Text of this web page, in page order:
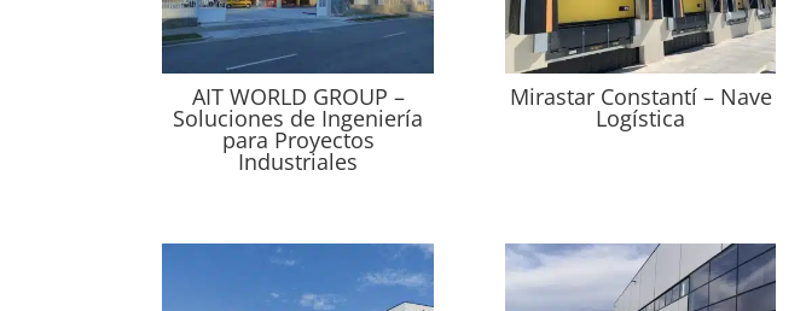
AIT WORLD GROUP –
Soluciones de Ingeniería
para Proyectos
Industriales
Mirastar Constantí – Nave
Logística